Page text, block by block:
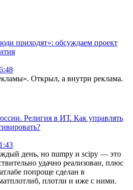
приходят»: обсуждаем проект
Открыл, а внутри реклама.
Религия в ИТ. Как управлять
день, но numpy и scipy — это
удачно реализован, плюс
попроще сделан в
плотли и иже с ними.